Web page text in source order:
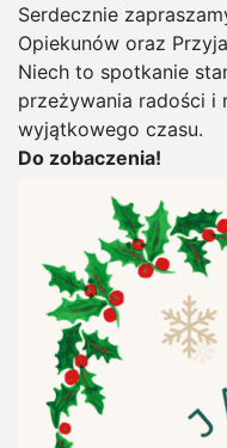
Serdecznie
Opiekunów oraz
Niech to spotkanie
przeżywania radości i
wyjątkowego czasu.
Do zobaczenia!